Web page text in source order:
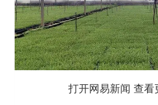
打开网易新闻 查看